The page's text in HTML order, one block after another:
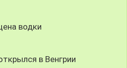
водки
в Венгрии